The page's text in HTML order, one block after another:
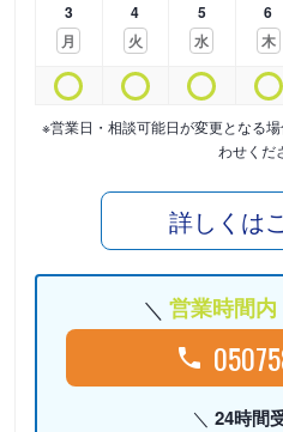
3
月
4
火
5
水
6
木
※営業日・相談可能日が変更となる
わせくだ
詳しくは
営業時間内
24時間